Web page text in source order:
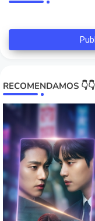
RECOMENDAMOS